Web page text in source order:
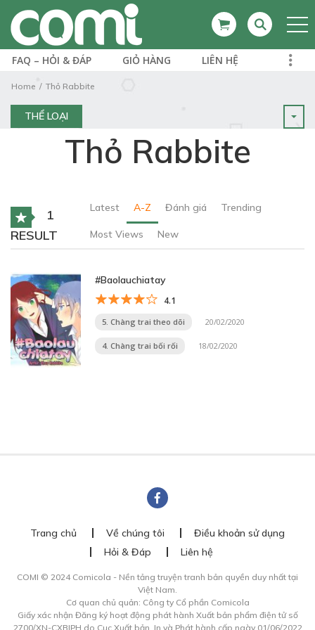
FAQ – HỎI & ĐÁP GIỎ HÀNG LIÊN HỆ
Home Thỏ Rabbite
THỂ LOẠI
Thỏ Rabbite
1
RESULT
Latest A-Z Đánh giá Trending
Most Views New
#Baolauchiatay
4.1
5. Chàng trai theo dõi 20/02/2020
4. Chàng trai bối rối 18/02/2020
Trang chủ Về chúng tôi
Điều khoản sử dụng
Hỏi & Đáp
Liên hệ
COMI © 2024 Comicola - Nền tảng truyện tranh bản quyền duy nhất tại
Việt Nam.
Cơ quan chủ quản: Công ty Cổ phần Comicola
Giấy xác nhận Đăng ký hoạt động phát hành Xuất bản phẩm điện tử số
2700/XN-CXBIPH do Cục Xuất bản, In và Phát hành cấp ngày 01/06/2022